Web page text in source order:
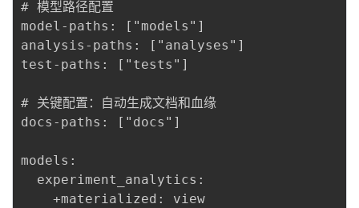
# 模型路径配置
model-paths: ["models"]
analysis-paths: ["analyses"]
test-paths: ["tests"]
# 关键配置：自动生成文档和血缘
docs-paths: ["docs"]
models:
  experiment_analytics:
    +materialized: view